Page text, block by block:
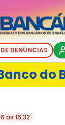
DENÚNCIAS
do
às 16:32